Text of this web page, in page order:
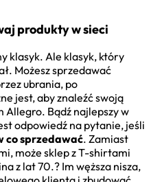
produkty w sieci
klasyk. Ale klasyk, który
Możesz sprzedawać
ubrania, po
jest, aby znaleźć swoją
Allegro. Bądź najlepszy w
odpowiedź na pytanie, jeśli
co sprzedawać. Zamiast
może sklep z T-shirtami
z lat 70.? Im węższa nisza,